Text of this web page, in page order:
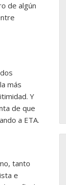
de algún
más
Y
de que
a ETA.
tanto
e